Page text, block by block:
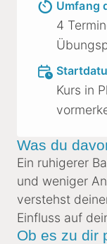
Umfang
4
Kurs in
Was du
Ein ruhigerer
und weniger
verstehst
Einfluss auf
Ob es zu dir